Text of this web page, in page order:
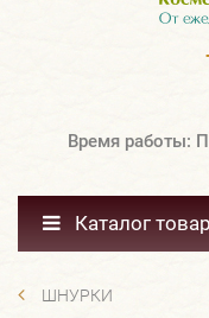
Время работы:
Каталог
ШНУРКИ